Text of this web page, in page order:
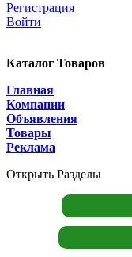
Регистрация
Войти
Каталог Товаров
Главная
Компании
Объявления
Товары
Реклама
Открыть Разделы